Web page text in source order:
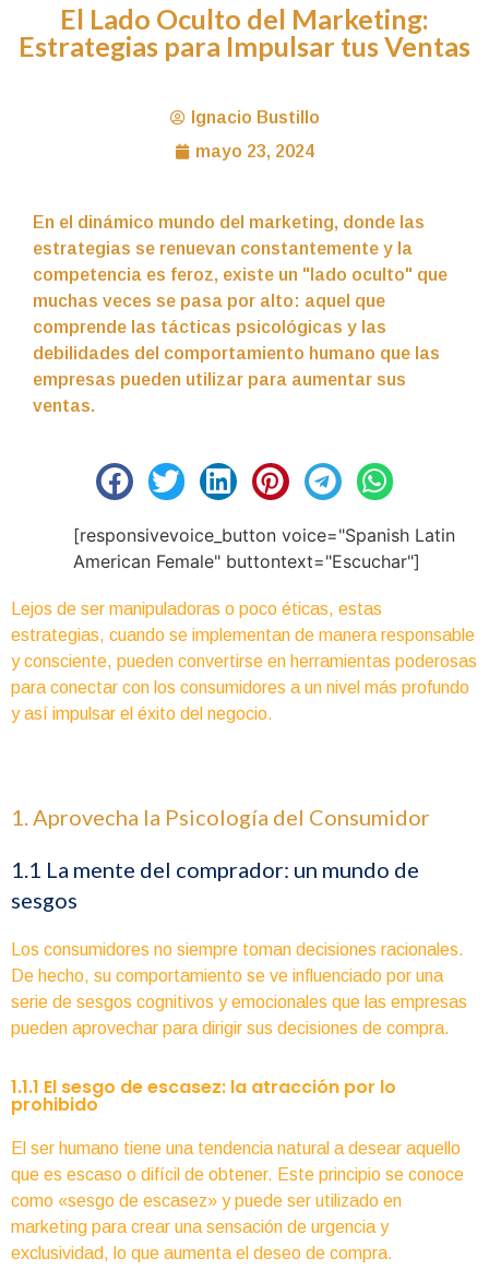
El Lado Oculto del Marketing:
Estrategias para Impulsar tus Ventas
Ignacio Bustillo
mayo 23, 2024
En el dinámico mundo del marketing, donde las
estrategias se renuevan constantemente y la
competencia es feroz, existe un "lado oculto" que
muchas veces se pasa por alto: aquel que
comprende las tácticas psicológicas y las
debilidades del comportamiento humano que las
empresas pueden utilizar para aumentar sus
ventas.
[responsivevoice_button voice="Spanish Latin
American Female" buttontext="Escuchar"]
Lejos de ser manipuladoras o poco éticas, estas
estrategias, cuando se implementan de manera responsable
y consciente, pueden convertirse en herramientas poderosas
para conectar con los consumidores a un nivel más profundo
y así impulsar el éxito del negocio.
1. Aprovecha la Psicología del Consumidor
1.1 La mente del comprador: un mundo de
sesgos
Los consumidores no siempre toman decisiones racionales.
De hecho, su comportamiento se ve influenciado por una
serie de sesgos cognitivos y emocionales que las empresas
pueden aprovechar para dirigir sus decisiones de compra.
1.1.1 El sesgo de escasez: la atracción por lo
prohibido
El ser humano tiene una tendencia natural a desear aquello
que es escaso o difícil de obtener. Este principio se conoce
como «sesgo de escasez» y puede ser utilizado en
marketing para crear una sensación de urgencia y
exclusividad, lo que aumenta el deseo de compra.